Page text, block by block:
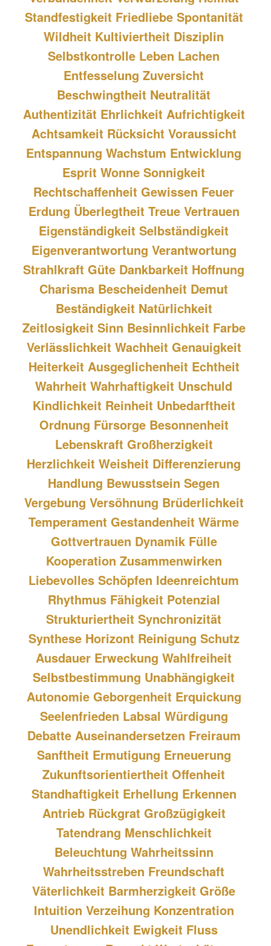
Standfestigkeit Friedliebe Spontanität
Wildheit Kultiviertheit Disziplin
Selbstkontrolle Leben Lachen
Entfesselung Zuversicht
Beschwingtheit Neutralität
Authentizität Ehrlichkeit Aufrichtigkeit
Achtsamkeit Rücksicht Voraussicht
Entspannung Wachstum Entwicklung
Esprit Wonne Sonnigkeit
Rechtschaffenheit Gewissen Feuer
Erdung Überlegtheit Treue Vertrauen
Eigenständigkeit Selbständigkeit
Eigenverantwortung Verantwortung
Strahlkraft Güte Dankbarkeit Hoffnung
Charisma Bescheidenheit Demut
Beständigkeit Natürlichkeit
Zeitlosigkeit Sinn Besinnlichkeit Farbe
Verlässlichkeit Wachheit Genauigkeit
Heiterkeit Ausgeglichenheit Echtheit
Wahrheit Wahrhaftigkeit Unschuld
Kindlichkeit Reinheit Unbedarftheit
Ordnung Fürsorge Besonnenheit
Lebenskraft Großherzigkeit
Herzlichkeit Weisheit Differenzierung
Handlung Bewusstsein Segen
Vergebung Versöhnung Brüderlichkeit
Temperament Gestandenheit Wärme
Gottvertrauen Dynamik Fülle
Kooperation Zusammenwirken
Liebevolles Schöpfen Ideenreichtum
Rhythmus Fähigkeit Potenzial
Strukturiertheit Synchronizität
Synthese Horizont Reinigung Schutz
Ausdauer Erweckung Wahlfreiheit
Selbstbestimmung Unabhängigkeit
Autonomie Geborgenheit Erquickung
Seelenfrieden Labsal Würdigung
Debatte Auseinandersetzen Freiraum
Sanftheit Ermutigung Erneuerung
Zukunftsorientiertheit Offenheit
Standhaftigkeit Erhellung Erkennen
Antrieb Rückgrat Großzügigkeit
Tatendrang Menschlichkeit
Beleuchtung Wahrheitssinn
Wahrheitsstreben Freundschaft
Väterlichkeit Barmherzigkeit Größe
Intuition Verzeihung Konzentration
Unendlichkeit Ewigkeit Fluss